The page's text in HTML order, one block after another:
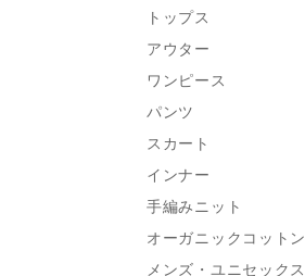
トップス
アウター
ワンピース
パンツ
スカート
インナー
手編みニット
オーガニックコットン
メンズ・ユニセックス